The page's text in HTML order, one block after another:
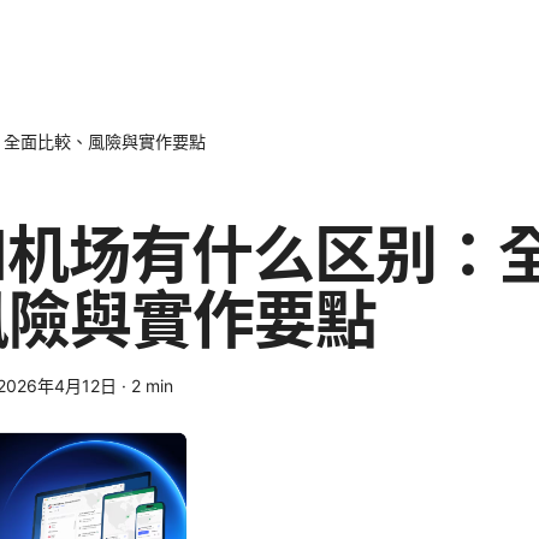
面比較、風險與實作要點
场有什么区别：
與實作要點
年4月12日 · 2 min